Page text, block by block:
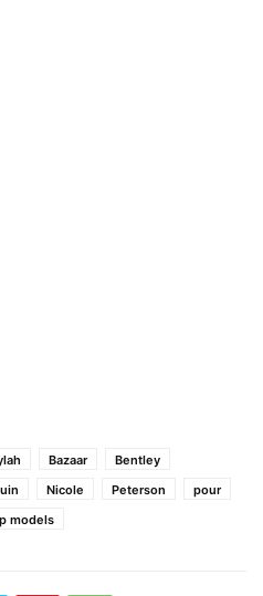
Bazaar
Bentley
Nicole Peterson
pour
models